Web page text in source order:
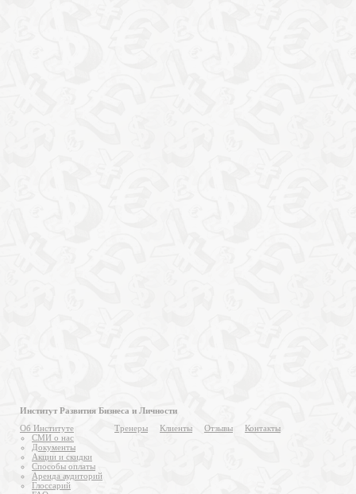
Институт Развития Бизнеса и Личности
Об Институте
СМИ о нас
Документы
Акции и скидки
Способы оплаты
Аренда аудиторий
Глоссарий
Тренеры Клиенты Отзывы Контакты